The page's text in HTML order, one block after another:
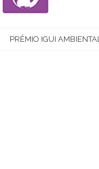
PRÊMIO IGUI AMBIENTAL